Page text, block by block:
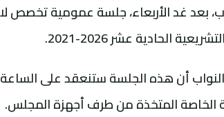
بعد غد الأربعاء، جلسة عمومية تخصص
الحادية عشر 2026-2021.
أن هذه الجلسة ستنعقد على الساعة
الخاصة المتخذة من طرف أجهزة المجلس.